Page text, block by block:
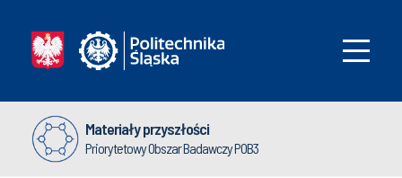
Materiały przyszłości
Priorytetowy Obszar Badawczy POB3